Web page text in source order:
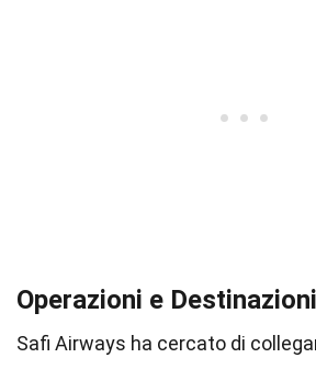
Operazioni e Destinazioni
Safi Airways ha cercato di